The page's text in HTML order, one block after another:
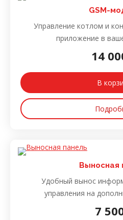
GSM-
Управление котлом и
приложение в
14
В
Выносная
Удобный вынос
управления на
7